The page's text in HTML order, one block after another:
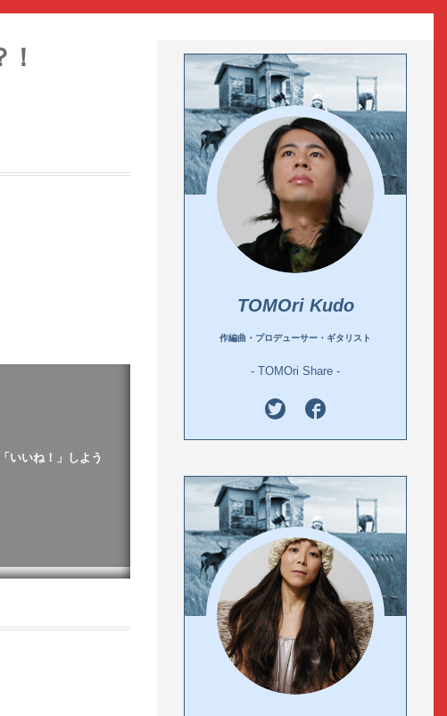
いいね！」しよう
TOMOri Kudo
作編曲・プロデューサー・ギタリスト
- TOMOri Share -